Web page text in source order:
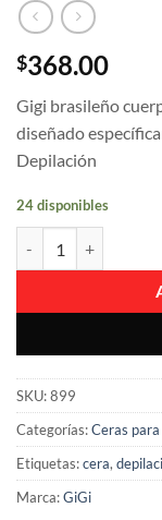
$368.00
Gigi brasileño
diseñado
Depilación
24 disponibles
SKU:899
Categorías:Ceras
Etiquetas:cera,
Marca:GiGi